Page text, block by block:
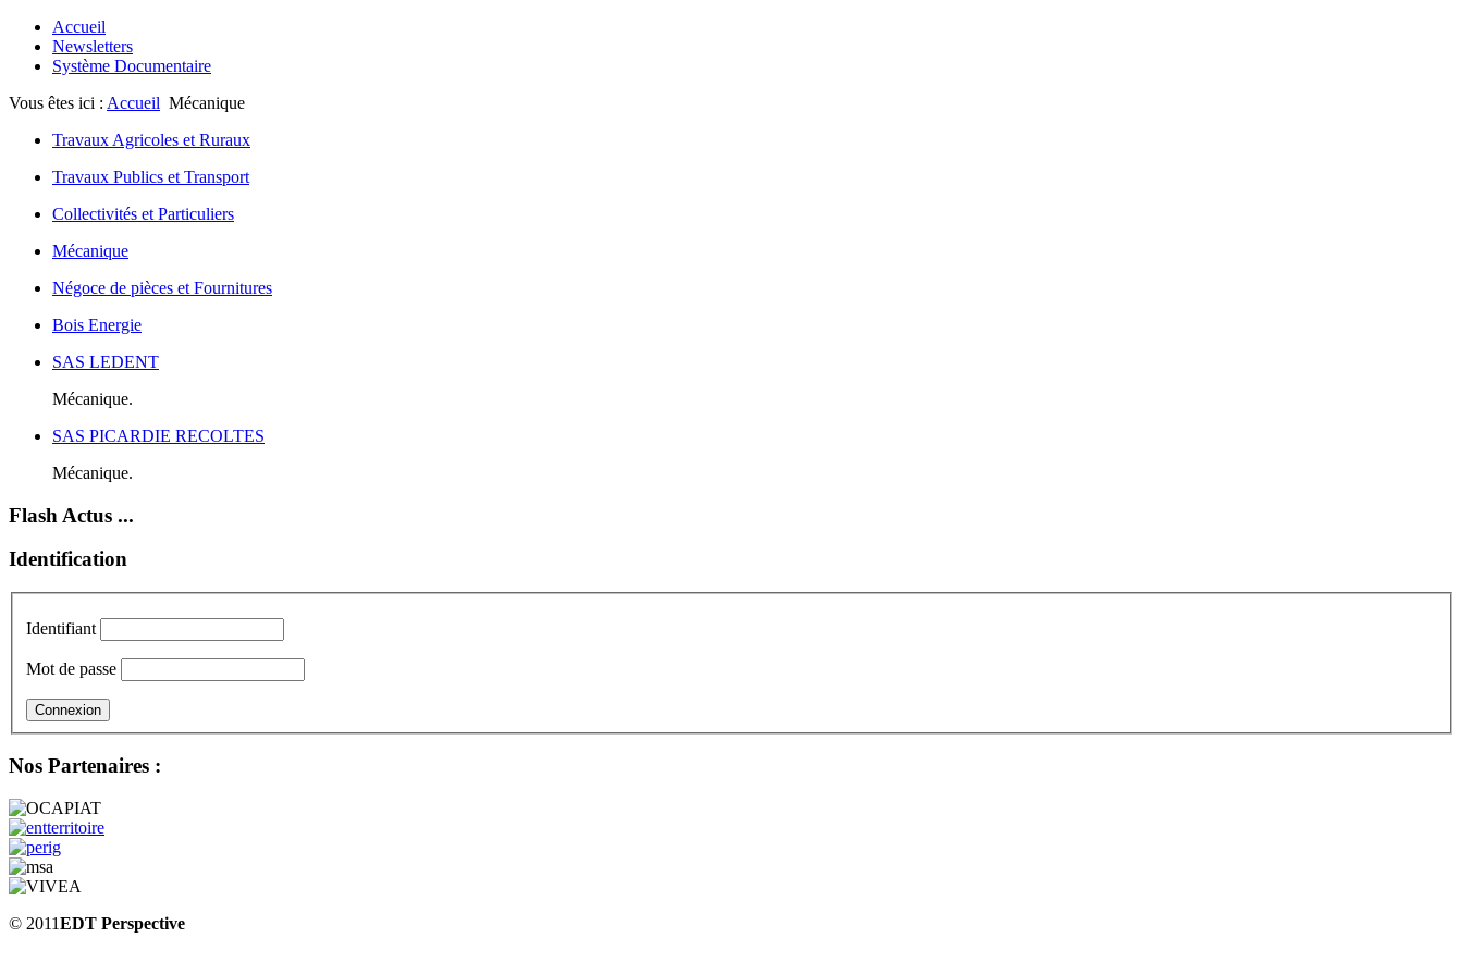
Accueil
Newsletters
Système Documentaire
Vous êtes ici : Accueil Mécanique
Travaux Agricoles et Ruraux
Travaux Publics et Transport
Collectivités et Particuliers
Mécanique
Négoce de pièces et Fournitures
Bois Energie
SAS LEDENT
Mécanique.
SAS PICARDIE RECOLTES
Mécanique.
Flash Actus ...
Identification
Identifiant
Mot de passe
Nos Partenaires :
© 2011EDT Perspective